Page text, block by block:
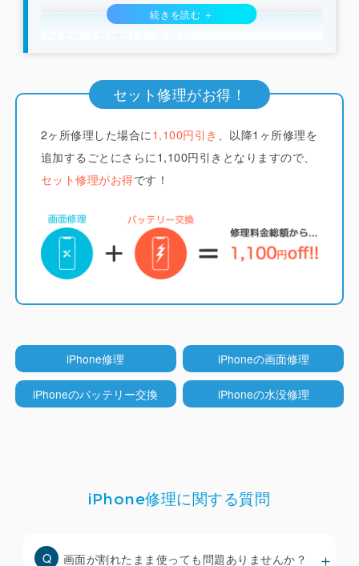
OLED（有機EL）モデル
iCrackedでは純正と同じくフレキシブルOLED（ソ
フトOLED）のディスプレイを採用しています。他
店ではコストを下げるためにLCD（液晶）やガラス
系素材で作られたハードOLEDが多く使われていま
LCD（液晶）モデル
（iPhone 5~8系/SE系/XR/11）
プレイを採用しています。
他店ではコストを下げる
ためにオンセル型のLCDが多く使われていますが分
厚くなりタッチ操作性も劣ります。
iCrackedのディスプレイはTrueTone機能（周囲の
応しており、iOS18.1以降で正常に動作することを
セット修理がお得！
2ヶ所修理した場合に1,100円引き
、以降1ヶ所修理を
追加するごとにさらに1,100円引きとなりますので、
セット修理がお得です！
iPhone修理 iPhoneの画面修理
iPhoneのバッテリー交換 iPhoneの水没修理
iPhone修理に関する質問
画面が割れたまま使っても問題ありませんか？